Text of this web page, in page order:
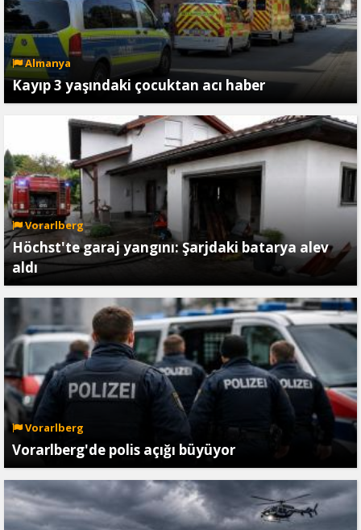
Almanya
Kayıp 3 yaşındaki çocuktan acı haber
Vorarlberg
Höchst'te garaj yangını: Şarjdaki batarya alev
aldı
Vorarlberg
Vorarlberg'de polis açığı büyüyor